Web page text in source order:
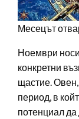
Месецът
Ноември
конкретни
щастие.
период, в
потенциал да